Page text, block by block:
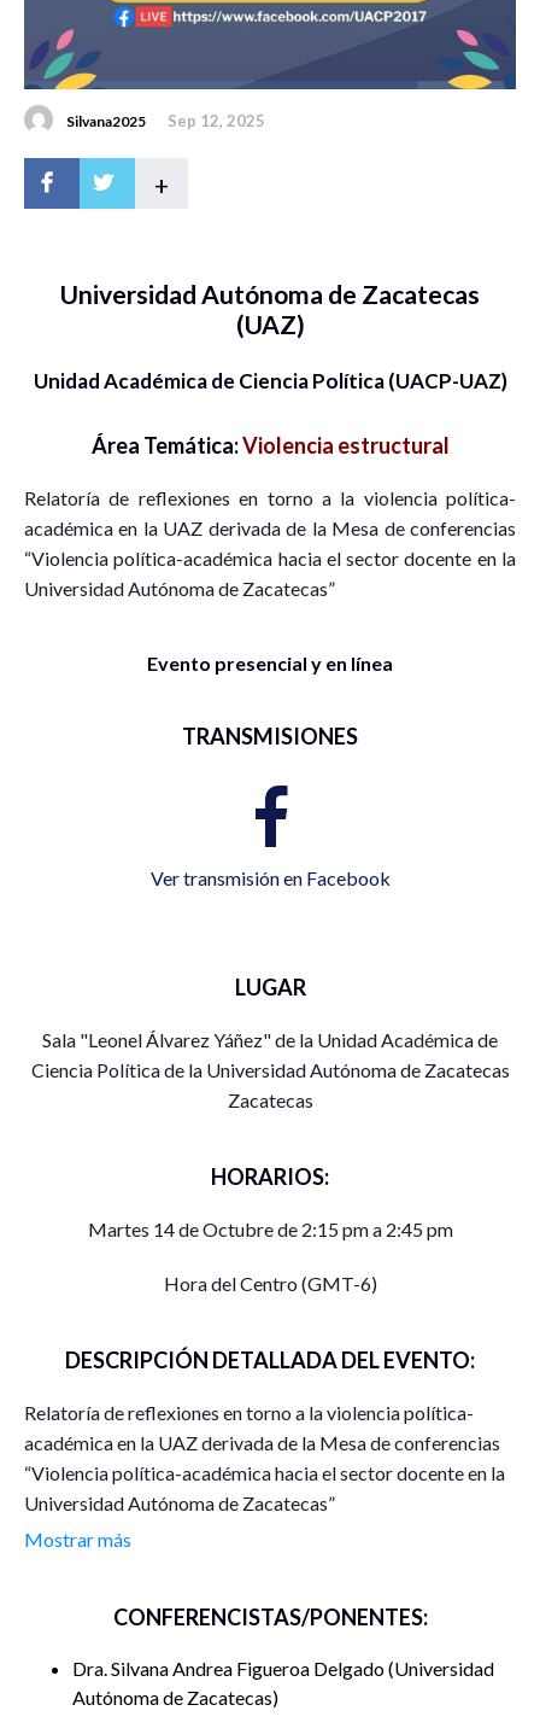
Silvana2025 Sep 12, 2025
+
Universidad Autónoma de Zacatecas
(UAZ)
Unidad Académica de Ciencia Política (UACP-UAZ)
Área Temática:Violencia estructural
Relatoría de reflexiones en torno a la violencia política-
académica en la UAZ derivada de la Mesa de conferencias
“Violencia política-académica hacia el sector docente en la
Universidad Autónoma de Zacatecas”
Evento presencial y en línea
TRANSMISIONES
Ver transmisión en Facebook
LUGAR
Sala "Leonel Álvarez Yáñez" de la Unidad Académica de
Ciencia Política de la Universidad Autónoma de Zacatecas
Zacatecas
HORARIOS:
Martes 14 de Octubre de 2:15 pm a 2:45 pm
Hora del Centro (GMT-6)
DESCRIPCIÓN DETALLADA DEL EVENTO:
Relatoría de reflexiones en torno a la violencia política-
académica en la UAZ derivada de la Mesa de conferencias
“Violencia política-académica hacia el sector docente en la
Universidad Autónoma de Zacatecas”
Mostrar más
CONFERENCISTAS/PONENTES:
Dra. Silvana Andrea Figueroa Delgado Universidad
Autónoma de Zacatecas